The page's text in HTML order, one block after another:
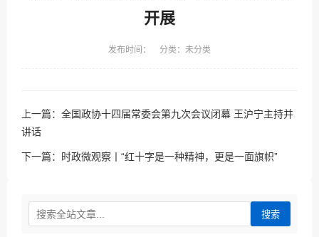
开展
发布时间： 分类：未分类
上一篇： 全国政协十四届常委会第九次会议闭幕 王沪宁主持并
讲话
下一篇： 时政微观察丨“红十字是一种精神，更是一面旗帜”
搜索